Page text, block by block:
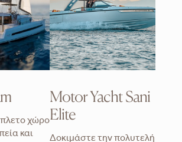
χώρο
και
Motor Yacht Sani
Elite
Δοκιμάστε την πολυτελή